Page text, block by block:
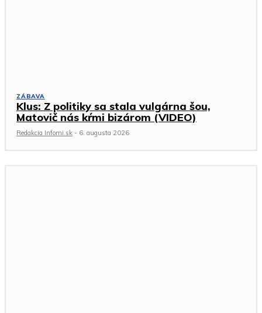
ZÁBAVA
Klus: Z politiky sa stala vulgárna šou,
Matovič nás kŕmi bizárom (VIDEO)
Redakcia Infomi.sk - 6. augusta 2026